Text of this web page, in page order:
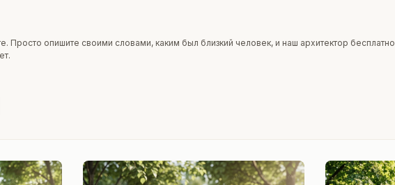
Просто опишите своими словами, каким был близкий человек, и наш архитектор бесплатно